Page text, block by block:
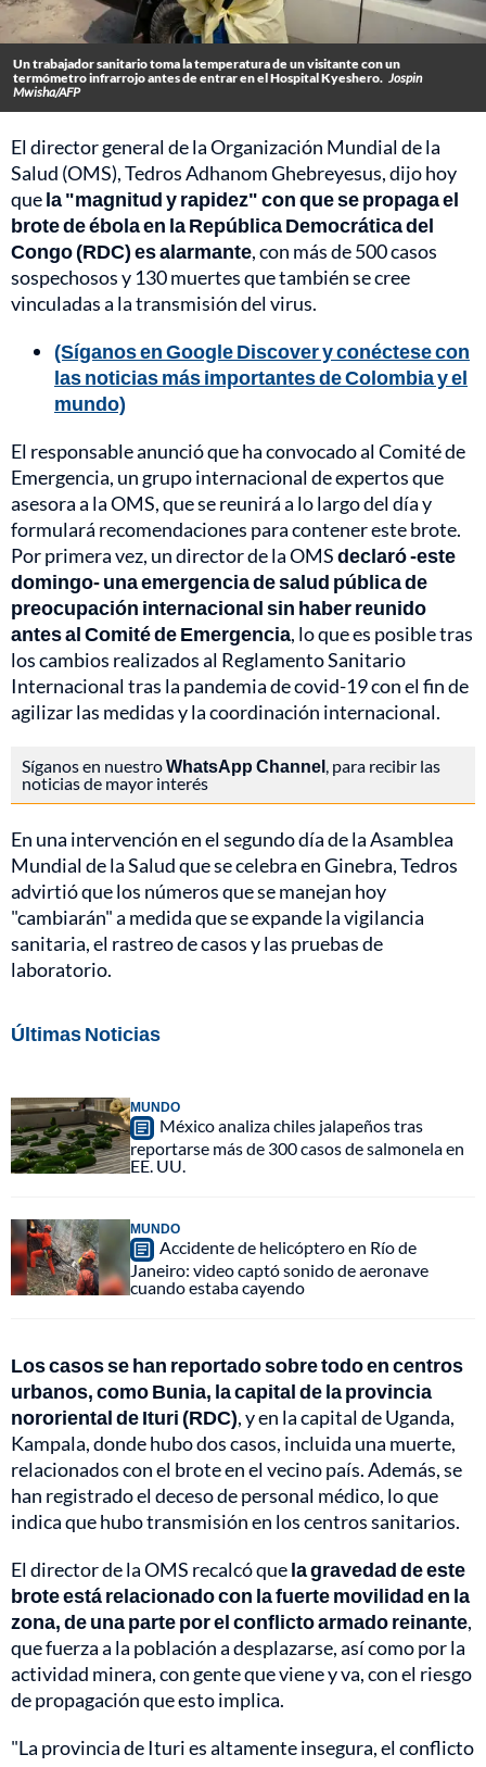
Un trabajador sanitario toma la temperatura de un visitante con un
termómetro infrarrojo antes de entrar en el Hospital Kyeshero. Jospin
Mwisha/AFP
El director general de la Organización Mundial de la
Salud (OMS), Tedros Adhanom Ghebreyesus, dijo hoy
quela "magnitud y rapidez" con que se propaga el
brote de ébola en la República Democrática del
Congo (RDC) es alarmante, con más de 500 casos
sospechosos y 130 muertes que también se cree
vinculadas a la transmisión del virus.
(Síganos en Google Discover y conéctese con
las noticias más importantes de Colombia y el
mundo)
El responsable anunció que ha convocado al Comité de
Emergencia, un grupo internacional de expertos que
asesora a la OMS, que se reunirá a lo largo del día y
formulará recomendaciones para contener este brote.
Por primera vez, un director de la OMSdeclaró -este
domingo- una emergencia de salud pública de
preocupación internacional sin haber reunido
antes al Comité de Emergencia, lo que es posible tras
los cambios realizados al Reglamento Sanitario
Internacional tras la pandemia de covid-19 con el fin de
agilizar las medidas y la coordinación internacional.
Síganos en nuestroWhatsApp Channel, para recibir las
noticias de mayor interés
En una intervención en el segundo día de la Asamblea
Mundial de la Salud que se celebra en Ginebra, Tedros
advirtió que los números que se manejan hoy
"cambiarán" a medida que se expande la vigilancia
sanitaria, el rastreo de casos y las pruebas de
laboratorio.
Últimas Noticias
MUNDO
México analiza chiles jalapeños tras
reportarse más de 300 casos de salmonela en
EE. UU.
MUNDO
Accidente de helicóptero en Río de
Janeiro: video captó sonido de aeronave
cuando estaba cayendo
Los casos se han reportado sobre todo en centros
urbanos, como Bunia, la capital de la provincia
nororiental de Ituri (RDC), y en la capital de Uganda,
Kampala, donde hubo dos casos, incluida una muerte,
relacionados con el brote en el vecino país. Además, se
han registrado el deceso de personal médico, lo que
indica que hubo transmisión en los centros sanitarios.
El director de la OMS recalcó quela gravedad de este
brote está relacionado con la fuerte movilidad en la
zona, de una parte por el conflicto armado reinante,
que fuerza a la población a desplazarse, así como por la
actividad minera, con gente que viene y va, con el riesgo
de propagación que esto implica.
"La provincia de Ituri es altamente insegura, el conflicto